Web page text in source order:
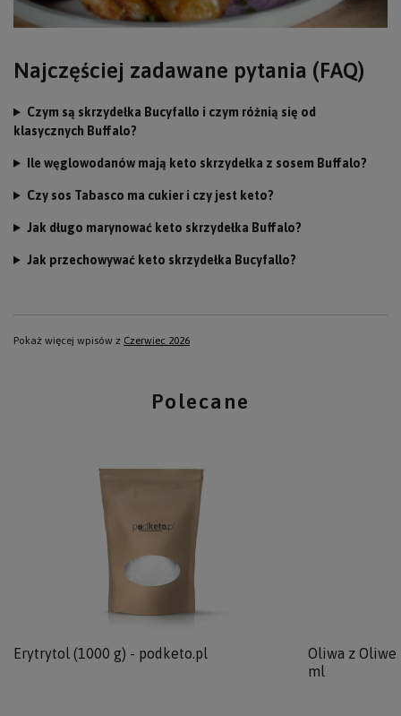
Najczęściej zadawane pytania (FAQ)
Czym są skrzydełka Bucyfallo i czym różnią się od
klasycznych Buffalo?
Ile węglowodanów mają keto skrzydełka z sosem Buffalo?
Czy sos Tabasco ma cukier i czy jest keto?
Jak długo marynować keto skrzydełka Buffalo?
Jak przechowywać keto skrzydełka Bucyfallo?
Pokaż więcej wpisów z Czerwiec 2026
Polecane
Erytrytol (1000 g) - podketo.pl
Oliwa z
ml